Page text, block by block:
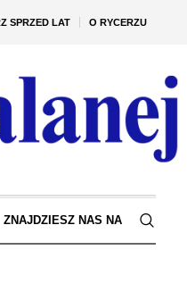
SPRZED LAT O RYCERZU
ZNAJDZIESZ NAS NA